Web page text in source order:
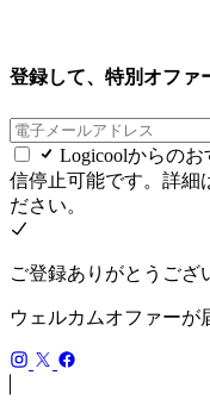
登録して、特別オファ
Logicoolからの
信停止可能です。詳細
ださい。
ご登録ありがとうござ
ウェルカムオファーが